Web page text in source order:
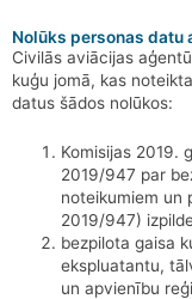
Nolūks personas datu
Civilās aviācijas
kuģu jomā, kas
datus šādos nolūkos:
Komisijas 2019.
2019/947 par
noteikumiem un
2019/947)
bezpilota gaisa
ekspluatantu,
un apvienību